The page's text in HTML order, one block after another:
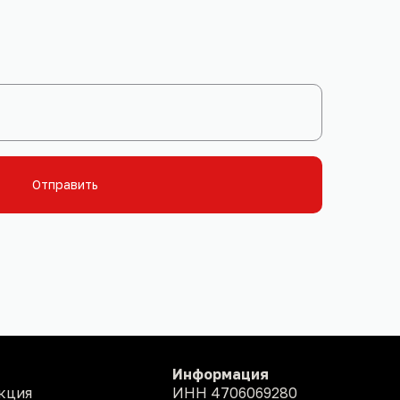
Отправить
Информация
ИНН 4706069280